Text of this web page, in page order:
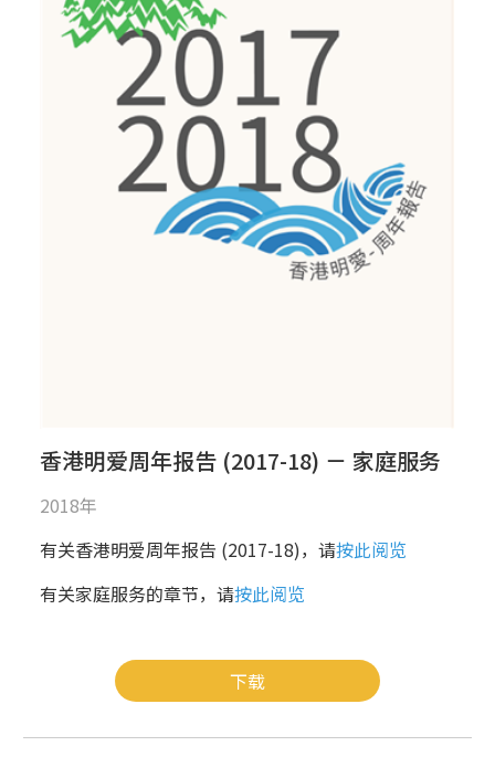
香港明爱周年报告 (2017-18) － 家庭服务
2018年
有关香港明爱周年报告 (2017-18)，请按此阅览
有关家庭服务的章节，请按此阅览
下载